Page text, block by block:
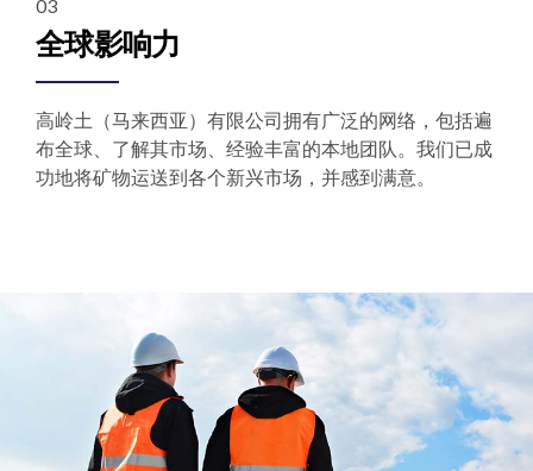
高岭土（马来西亚）有限公司拥有广泛的网络，包括遍
布全球、了解其市场、经验丰富的本地团队。我们已成
功地将矿物运送到各个新兴市场，并感到满意。